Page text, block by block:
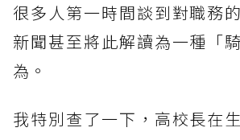
很多人第一時間談到對職務
新聞甚至將此解讀為一種「
為。
我特別查了一下，高校長在